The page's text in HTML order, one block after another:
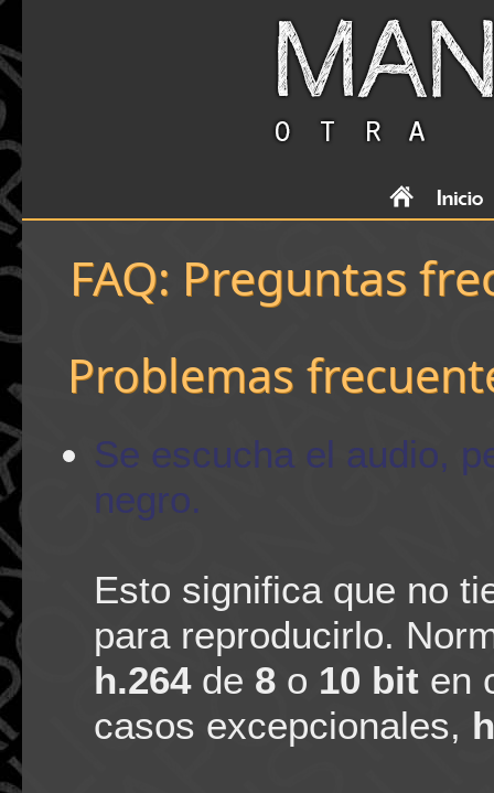
FAQ: Preguntas
Problemas
Se escucha el audio,
negro.
Esto significa que no
para reproducirlo.
h.264de 8 o 10 bit en
casos excepcionales,